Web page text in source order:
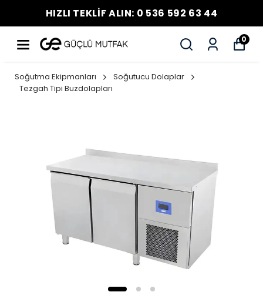
HIZLI TEKLİF ALIN: 0 536 592 63 44
0
Soğutma Ekipmanları
Soğutucu Dolaplar
Tezgah Tipi Buzdolapları